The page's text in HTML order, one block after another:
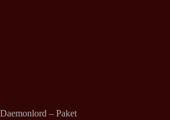
Daemonlord – Paket